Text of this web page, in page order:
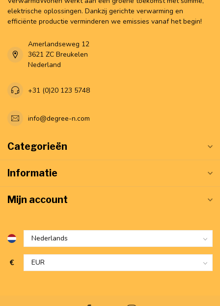
elektrische oplossingen. Dankzij gerichte verwarming en
efficiënte productie verminderen we emissies vanaf het begin!
Amerlandseweg 12
3621 ZC Breukelen
Nederland
+31 (0)20 123 5748
info@degree-n.com
Categorieën
Informatie
Mijn account
€